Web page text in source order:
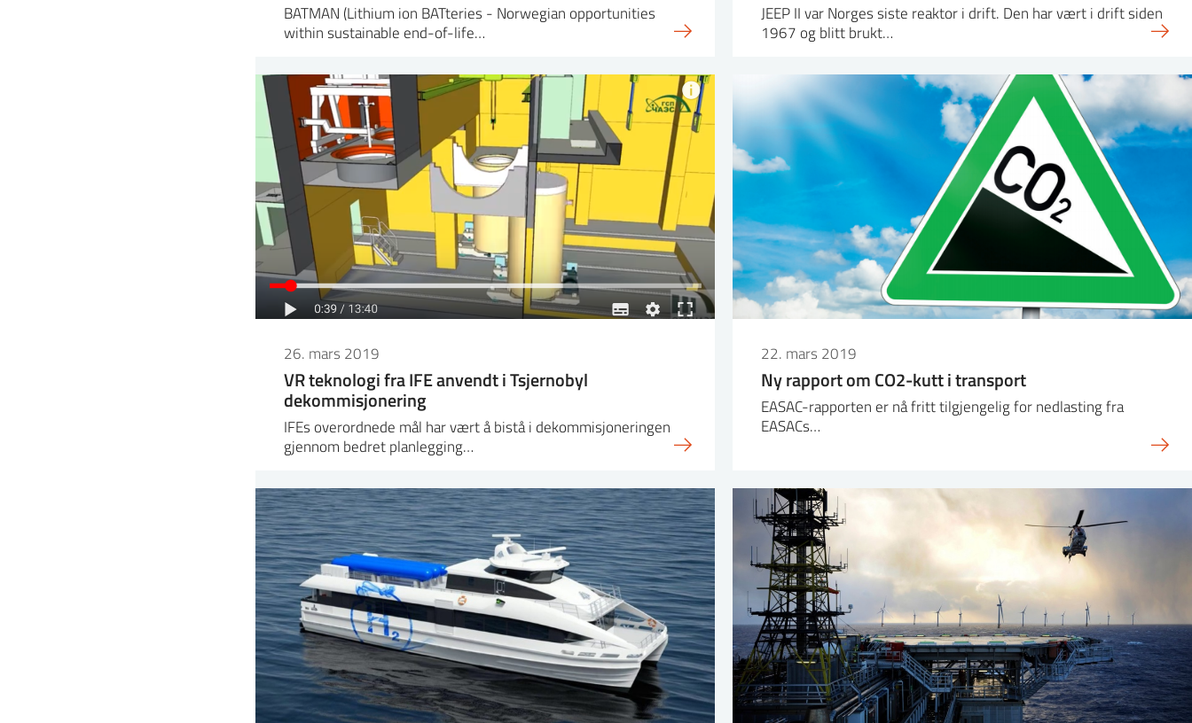
BATMAN (Lithium ion BATteries - Norwegian opportunities
within sustainable end-of-life…
JEEP II var Norges siste reaktor i drift. Den har vært i drift siden
1967 og blitt brukt…
26. mars 2019
VR teknologi fra IFE anvendt i Tsjernobyl
dekommisjonering
IFEs overordnede mål har vært å bistå i dekommisjoneringen
gjennom bedret planlegging…
22. mars 2019
Ny rapport om CO2-kutt i transport
EASAC-rapporten er nå fritt tilgjengelig for nedlasting fra
EASACs…